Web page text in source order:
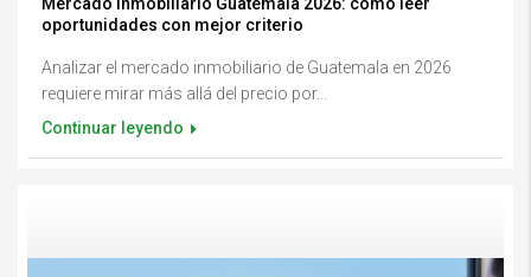
oportunidades con mejor criterio
Analizar el mercado inmobiliario de Guatemala en 2026
requiere mirar más allá del precio por...
Continuar leyendo